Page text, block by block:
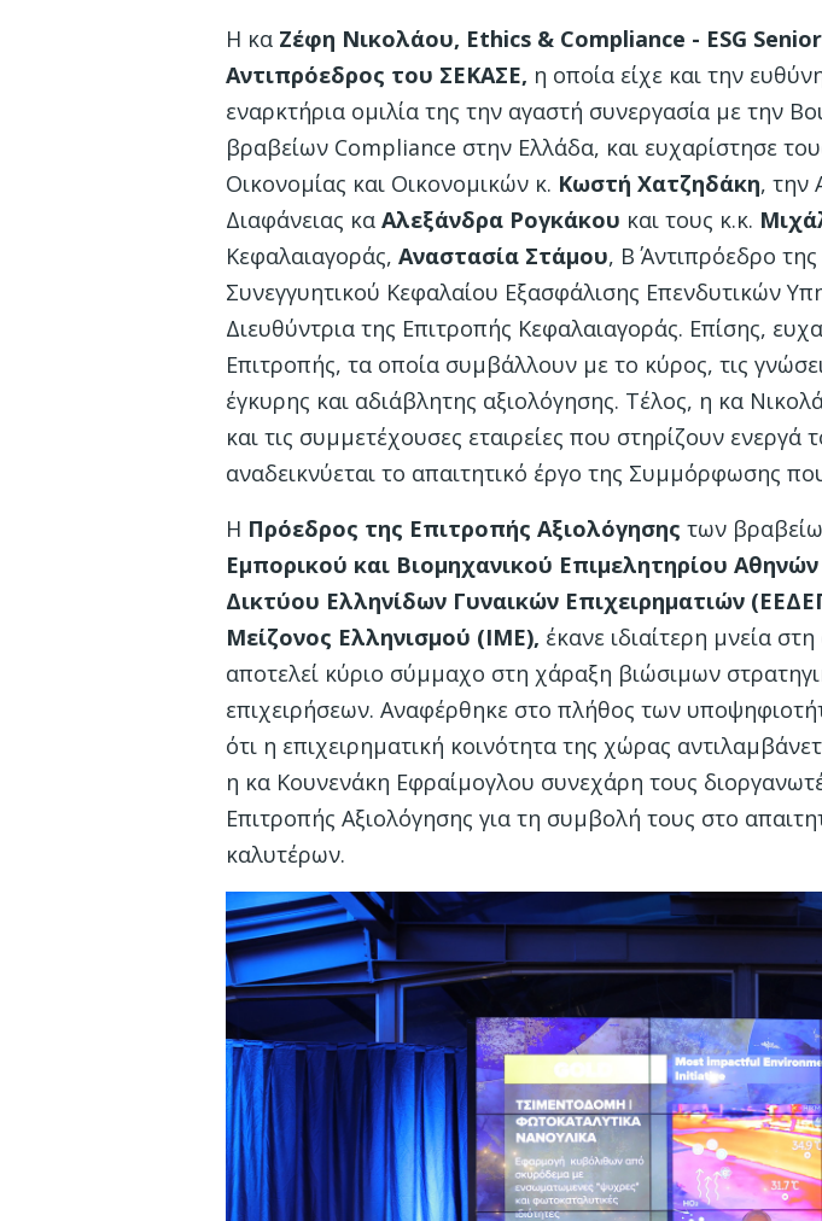
Η κα Ζέφη Νικολάου, Ethics & Compliance - ESG
Αντιπρόεδρος του ΣΕΚΑΣΕ, η οποία είχε και την
εναρκτήρια ομιλία της την αγαστή συνεργασία με την
βραβείων Compliance στην Ελλάδα, και ευχαρίστησε
Οικονομίας και Οικονομικών κ. Κωστή Χατζηδάκη, την
Διαφάνειας κα Αλεξάνδρα Ρογκάκου και τους κ.κ.
Κεφαλαιαγοράς, Αναστασία Στάμου, Β΄ Αντιπρόεδρο
Συνεγγυητικού Κεφαλαίου Εξασφάλισης Επενδυτικών
Διευθύντρια της Επιτροπής Κεφαλαιαγοράς. Επίσης,
Επιτροπής, τα οποία συμβάλλουν με το κύρος, τις
έγκυρης και αδιάβλητης αξιολόγησης. Τέλος, η κα
και τις συμμετέχουσες εταιρείες που στηρίζουν
αναδεικνύεται το απαιτητικό έργο της Συμμόρφωσης
Η Πρόεδρος της Επιτροπής Αξιολόγησης των
Εμπορικού και Βιομηχανικού Επιμελητηρίου
Δικτύου Ελληνίδων Γυναικών Επιχειρηματιών
Μείζονος Ελληνισμού (ΙΜΕ), έκανε ιδιαίτερη μνεία
αποτελεί κύριο σύμμαχο στη χάραξη βιώσιμων
επιχειρήσεων. Αναφέρθηκε στο πλήθος των
ότι η επιχειρηματική κοινότητα της χώρας
η κα Κουνενάκη Εφραίμογλου συνεχάρη τους
Επιτροπής Αξιολόγησης για τη συμβολή τους στο
καλυτέρων.